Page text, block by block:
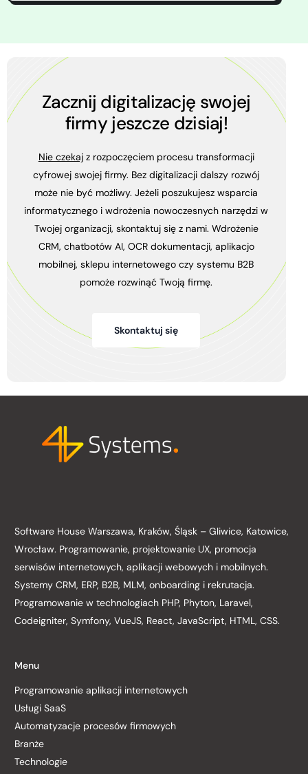
Zacznij digitalizację swojej
firmy jeszcze dzisiaj!
Nie czekajz rozpoczęciem procesu transformacji
cyfrowej swojej firmy. Bez digitalizacji dalszy rozwój
może nie być możliwy. Jeżeli poszukujesz wsparcia
informatycznego i wdrożenia nowoczesnych narzędzi w
Twojej organizacji, skontaktuj się z nami. Wdrożenie
CRM, chatbotów AI, OCR dokumentacji, aplikacjo
mobilnej, sklepu internetowego czy systemu B2B
pomoże rozwinąć Twoją firmę.
Skontaktuj się
Software House Warszawa, Kraków, Śląsk – Gliwice, Katowice,
Wrocław. Programowanie, projektowanie UX, promocja
serwisów internetowych, aplikacji webowych i mobilnych.
Systemy CRM, ERP, B2B, MLM, onboarding i rekrutacja.
Programowanie w technologiach PHP, Phyton, Laravel,
Codeigniter, Symfony, VueJS, React, JavaScript, HTML, CSS.
Menu
Programowanie aplikacji internetowych
Usługi SaaS
Automatyzacje procesów firmowych
Branże
Technologie